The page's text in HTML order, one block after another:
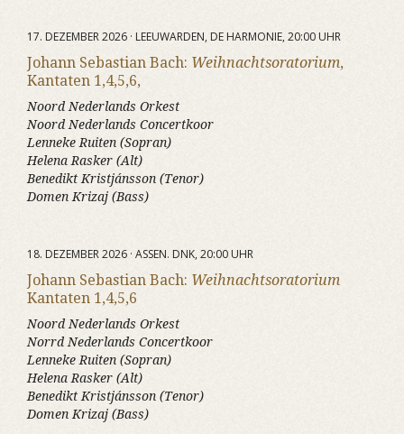
17. DEZEMBER 2026 · LEEUWARDEN, DE HARMONIE, 20:00 UHR
Johann Sebastian Bach: Weihnachtsoratorium,
Kantaten 1,4,5,6,
Noord Nederlands Orkest
Noord Nederlands Concertkoor
Lenneke Ruiten (Sopran)
Helena Rasker (Alt)
Benedikt Kristjánsson (Tenor)
Domen Krizaj (Bass)
18. DEZEMBER 2026 · ASSEN. DNK, 20:00 UHR
Johann Sebastian Bach: Weihnachtsoratorium
Kantaten 1,4,5,6
Noord Nederlands Orkest
Norrd Nederlands Concertkoor
Lenneke Ruiten (Sopran)
Helena Rasker (Alt)
Benedikt Kristjánsson (Tenor)
Domen Krizaj (Bass)